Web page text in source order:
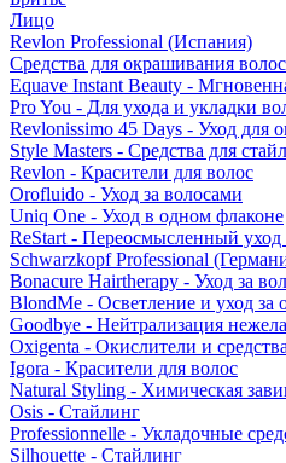
Лицо
Revlon Professional (Испания)
Средства для окрашивания волос
Equave Instant Beauty -
Pro You - Для ухода и укладки
Revlonissimo 45 Days - Уход для
Style Masters - Средства для
Revlon - Красители для волос
Orofluido - Уход за волосами
Uniq One - Уход в одном флаконе
ReStart - Переосмысленный уход
Schwarzkopf Professional
Bonacure Hairtherapy - Уход за
BlondMe - Осветление и уход за
Goodbye - Нейтрализация
Oxigenta - Окислители и
Igora - Красители для волос
Natural Styling - Химическая
Osis - Стайлинг
Professionnelle - Укладочные
Silhouette - Стайлинг